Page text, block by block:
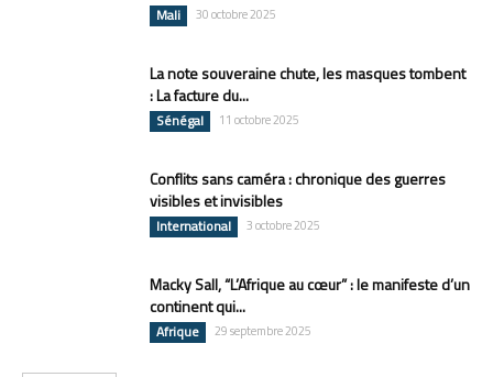
Mali 30 octobre 2025
La note souveraine chute, les masques tombent
: La facture du...
Sénégal 11 octobre 2025
Conflits sans caméra : chronique des guerres
visibles et invisibles
International 3 octobre 2025
Macky Sall, “L’Afrique au cœur” : le manifeste d’un
continent qui...
Afrique 29 septembre 2025